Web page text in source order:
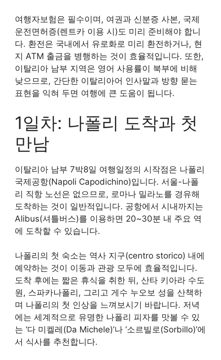
여행자보험은 필수이며, 여권과 신분증 사본, 국제
운전면허증(렌트카 이용 시)도 미리 준비해야 합니
다. 환전은 국내에서 유로화로 미리 환전하거나, 현
지 ATM 출금을 병행하는 것이 효율적입니다. 또한,
이탈리아 남부 지역은 영어 사용률이 북부에 비해
낮으므로, 간단한 이탈리아어 인사말과 방향 묻는
표현을 익혀 두면 여행에 큰 도움이 됩니다.
1일차: 나폴리 도착과 첫
만남
이탈리아 남부 7박8일 여행일정의 시작점은 나폴리
국제공항(Napoli Capodichino)입니다. 서울-나폴
리 직항 노선은 없으므로, 로마나 밀라노를 경유해
도착하는 것이 일반적입니다. 공항에서 시내까지는
Alibus(셔틀버스)를 이용하면 20~30분 내 주요 역
에 도착할 수 있습니다.
나폴리의 첫 숙소는 역사 지구(centro storico) 내에
예약하는 것이 이동과 관광 모두에 효율적입니다.
도착 후에는 짧은 휴식을 취한 뒤, 산타 키아라 수도
원, 스파카나폴리, 그리고 게수 누오보 성을 산책하
며 나폴리의 첫 인상을 느껴보시기 바랍니다. 저녁
에는 세계적으로 유명한 나폴리 피자를 맛볼 수 있
는 ‘다 미켈레(Da Michele)’나 ‘소르빌로(Sorbillo)’에
서 식사를 추천합니다.